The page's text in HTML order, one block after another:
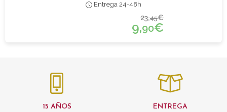
Entrega 24-48h
23,45€
9,90€
15 AÑOS
ENTREGA